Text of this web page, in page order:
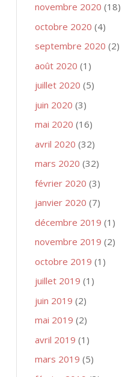
novembre 2020 (18)
octobre 2020 (4)
septembre 2020 (2)
août 2020 (1)
juillet 2020 (5)
juin 2020 (3)
mai 2020 (16)
avril 2020 (32)
mars 2020 (32)
février 2020 (3)
janvier 2020 (7)
décembre 2019 (1)
novembre 2019 (2)
octobre 2019 (1)
juillet 2019 (1)
juin 2019 (2)
mai 2019 (2)
avril 2019 (1)
mars 2019 (5)